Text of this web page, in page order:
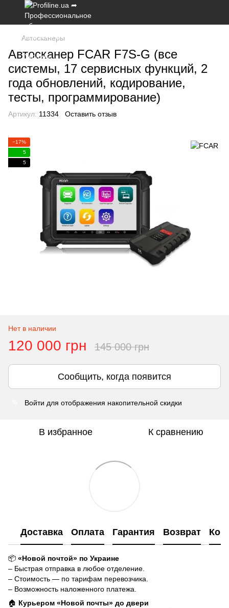
Автосканеры
Автосканер FCAR F7S-G (все
системы, 17 сервисных функций, 2
года обновлений, кодирование,
тесты, программирование)
Артикул: 11334 Оставить отзыв
−17%
5
5
Нет в наличии
120 000 грн 145 000 грн
Сообщить, когда появится
Войти для отображения накопительной скидки
В избранное К сравнению
Доставка Оплата Гарантия Возврат
📦 «Новой почтой» по Украине
– Быстрая отправка в любое отделение.
– Стоимость — по тарифам перевозчика.
– Возможность наложенного платежа.
🏠 Курьером «Новой почты» до двери